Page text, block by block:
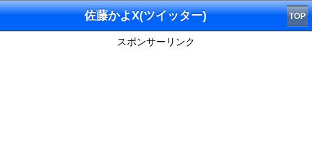
佐藤かよX(ツイッター) TOP
スポンサーリンク